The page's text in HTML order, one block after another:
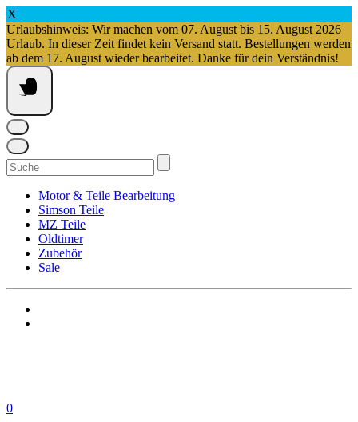
X
Urlaubshinweis: Wir machen vom 07. August bis 15. August 2026
Urlaub. In dieser Zeit findet kein Versand statt. Bestellungen werden
ab dem 17. August wieder bearbeitet. Danke für dein Verständnis!
Springe
zum
Inhalt
Suchen
nach:
Motor & Teile Bearbeitung
Simson Teile
MZ Teile
Oldtimer
Zubehör
Sale
0